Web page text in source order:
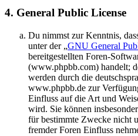
4. General Public License
Du nimmst zur Kenntnis,
unter der „GNU General
bereitgestellten Foren-
(www.phpbb.com) handelt;
werden durch die
www.phpbb.de zur
Einfluss auf die Art und
wird. Sie können
für bestimmte Zwecke nicht
fremder Foren Einfluss